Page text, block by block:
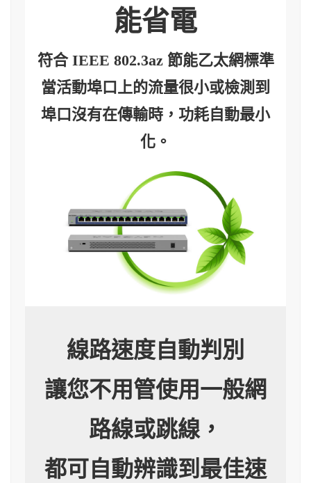
能省電
符合 IEEE 802.3az 節能乙太網標準
當活動埠口上的流量很小或檢測到
埠口沒有在傳輸時，功耗自動最小
化。
線路速度自動判別
讓您不用管使用一般網
路線或跳線，
都可自動辨識到最佳速